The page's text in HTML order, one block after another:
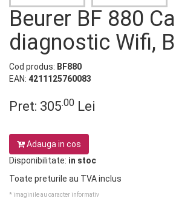
Beurer BF 880
diagnostic Wifi,
Cod produs: BF880
EAN: 4211125760083
Pret: 305.00 Lei
Adauga in cos
Disponibilitate: in stoc
Toate preturile au TVA inclus
* imaginile au caracter informativ